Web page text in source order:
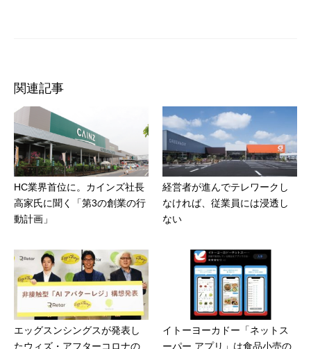
関連記事
HC業界首位に。カインズ社長
高家氏に聞く「第3の創業の行
動計画」
経営者が進んでテレワークし
なければ、従業員には浸透し
ない
エッグスンシングスが発表し
たウィズ・アフターコロナの
イトーヨーカドー「ネットス
ーパー アプリ」は食品小売の